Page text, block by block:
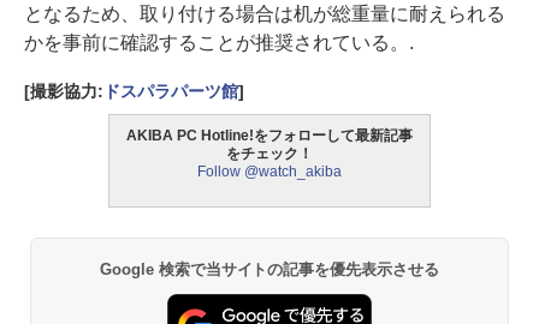
となるため、取り付ける場合は机が総重量に耐えられる
かを事前に確認することが推奨されている。.
[撮影協力: ドスパラパーツ館]
AKIBA PC Hotline!をフォローして最新記事
をチェック！
Follow @watch_akiba
Google 検索で当サイトの記事を優先表示させる